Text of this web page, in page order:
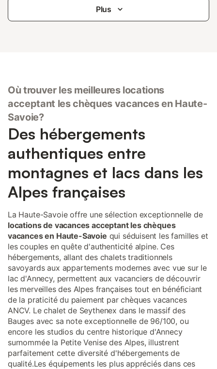
Plus
Où trouver les meilleures locations
acceptant les chèques vacances en Haute-
Savoie?
Des hébergements
authentiques entre
montagnes et lacs dans les
Alpes françaises
La Haute-Savoie offre une sélection exceptionnelle de
locations de vacances acceptant les chèques
vacances en Haute-Savoie qui séduisent les familles et
les couples en quête d'authenticité alpine. Ces
hébergements, allant des chalets traditionnels
savoyards aux appartements modernes avec vue sur le
lac d'Annecy, permettent aux vacanciers de découvrir
les merveilles des Alpes françaises tout en bénéficiant
de la praticité du paiement par chèques vacances
ANCV. Le chalet de Seythenex dans le massif des
Bauges avec sa note exceptionnelle de 96/100, ou
encore les studios du centre historique d'Annecy
surnommée la Petite Venise des Alpes, illustrent
parfaitement cette diversité d'hébergements de
qualité.Les équipements les plus appréciés dans ces